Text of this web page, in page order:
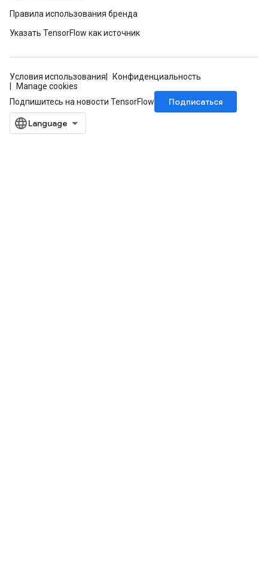
Правила использования бренда
Указать TensorFlow как источник
Условия использования
Конфиденциальность
Manage cookies
Подпишитесь на новости TensorFlow
Подписаться